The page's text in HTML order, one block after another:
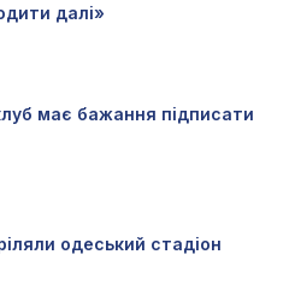
далі»
має бажання підписати
одеський стадіон